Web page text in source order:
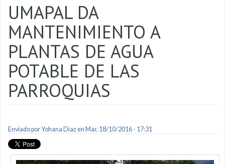
UMAPAL DA
MANTENIMIENTO A
PLANTAS DE AGUA
POTABLE DE LAS
PARROQUIAS
Enviado porYohana Diazen Mar, 18/10/2016 - 17:31